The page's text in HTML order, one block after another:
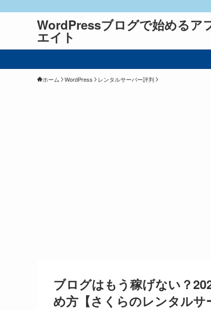
WordPressブログで始めるア
エイト
ホーム WordPress レンタルサーバー評判
ブログはもう稼げない？
め方【さくらのレンタルサ